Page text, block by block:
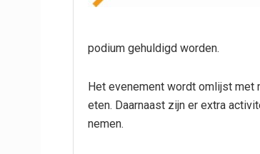
podium gehuldigd worden.
Het evenement wordt omlijst met
eten. Daarnaast zijn er extra
nemen.